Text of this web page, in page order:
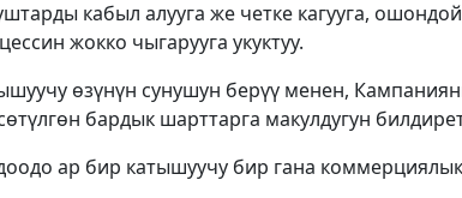
кабыл алууга же четке кагууга,
жокко чыгарууга укуктуу.
өзүнүн сунушун берүү менен,
бардык шарттарга макулдугун
ар бир катышуучу бир гана